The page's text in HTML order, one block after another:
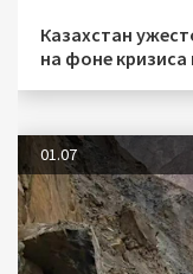
Казахстан
на фоне кризиса
01.07